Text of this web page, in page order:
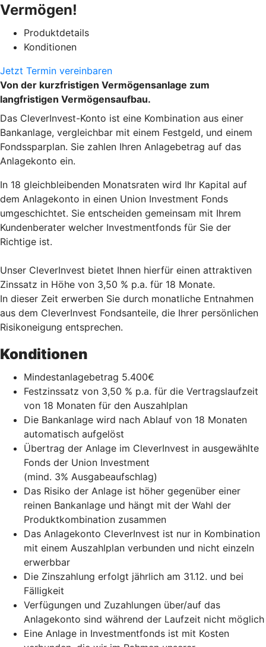
Vermögen!
Produktdetails
Konditionen
Jetzt Termin vereinbaren
Von der kurzfristigen Vermögensanlage zum
langfristigen Vermögensaufbau.
Das CleverInvest-Konto ist eine Kombination aus einer
Bankanlage, vergleichbar mit einem Festgeld, und einem
Fondssparplan. Sie zahlen Ihren Anlagebetrag auf das
Anlagekonto ein.
In 18 gleichbleibenden Monatsraten wird Ihr Kapital auf
dem Anlagekonto in einen Union Investment Fonds
umgeschichtet. Sie entscheiden gemeinsam mit Ihrem
Kundenberater welcher Investmentfonds für Sie der
Richtige ist.
Unser CleverInvest bietet Ihnen hierfür einen attraktiven
Zinssatz in Höhe von 3,50 % p.a. für 18 Monate.
In dieser Zeit erwerben Sie durch monatliche Entnahmen
aus dem CleverInvest Fondsanteile, die Ihrer persönlichen
Risikoneigung entsprechen.
Konditionen
Mindestanlagebetrag 5.400€
Festzinssatz von 3,50 % p.a. für die Vertragslaufzeit
von 18 Monaten für den Auszahlplan
Die Bankanlage wird nach Ablauf von 18 Monaten
automatisch aufgelöst
Übertrag der Anlage im CleverInvest in ausgewählte
Fonds der Union Investment
(mind. 3% Ausgabeaufschlag)
Das Risiko der Anlage ist höher gegenüber einer
reinen Bankanlage und hängt mit der Wahl der
Produktkombination zusammen
Das Anlagekonto CleverInvest ist nur in Kombination
mit einem Auszahlplan verbunden und nicht einzeln
erwerbbar
Die Zinszahlung erfolgt jährlich am 31.12. und bei
Fälligkeit
Verfügungen und Zuzahlungen über/auf das
Anlagekonto sind während der Laufzeit nicht möglich
Eine Anlage in Investmentfonds ist mit Kosten